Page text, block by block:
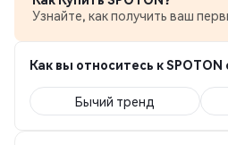
Узнайте, как получить ваш
Как вы относитесь к SPOTON
Бычий тренд